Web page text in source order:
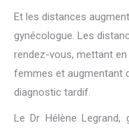
Et les distances
gynécologue. Les
rendez-vous, mettant
femmes et augmentant
diagnostic tardif.
Le Dr Hélène Legrand,